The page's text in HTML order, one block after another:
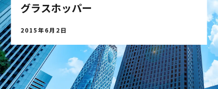
グラスホッパー
2015年6月2日